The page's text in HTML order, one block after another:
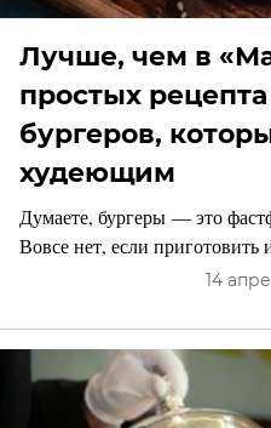
Лучше, чем в
простых
бургеров,
худеющим
Думаете, бургеры — это
Вовсе нет, если приготовить
14